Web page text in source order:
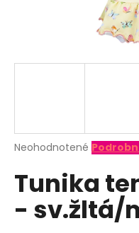
Priemerné
produktu
z
Neohodnotené
Tunika
- sv.žltá/